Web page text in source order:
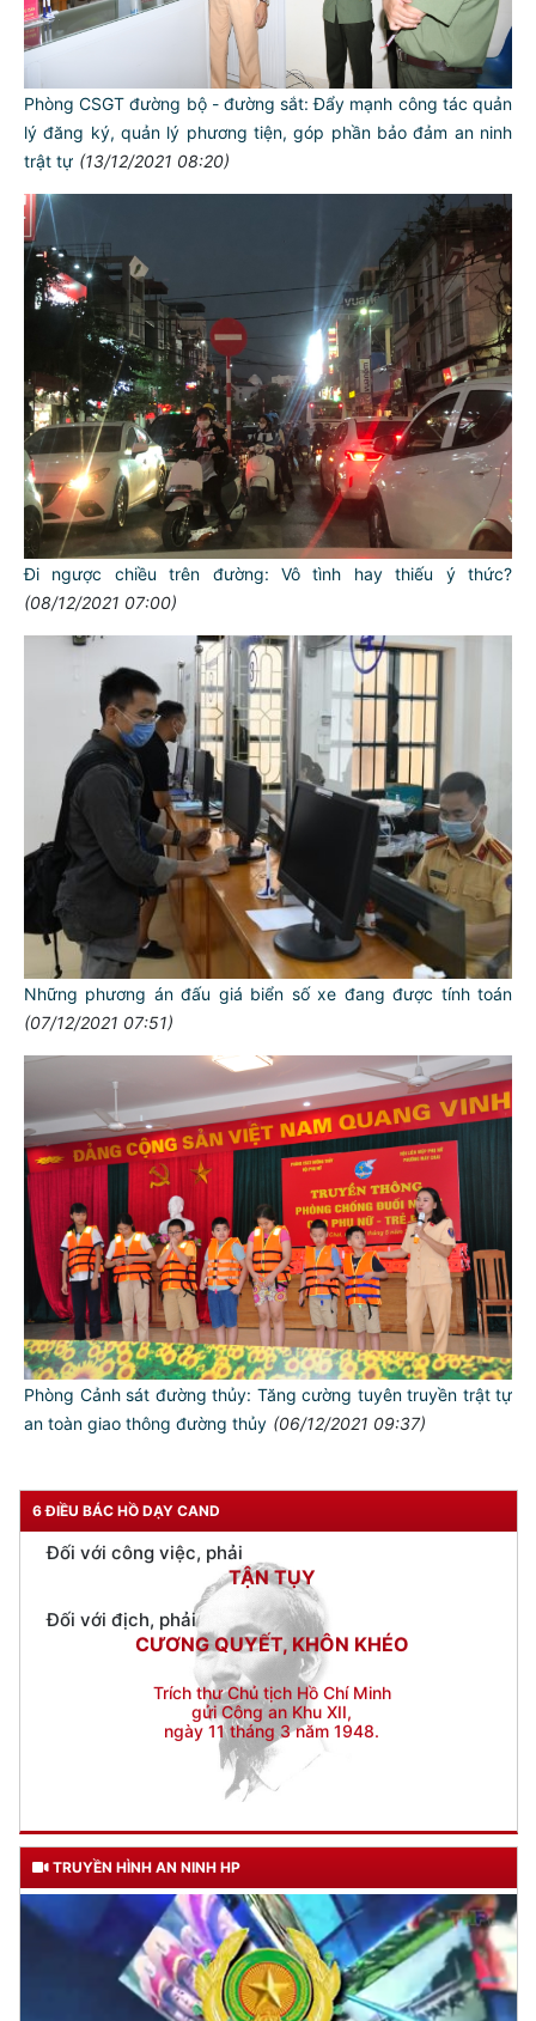
Phòng CSGT đường bộ - đường sắt: Đẩy mạnh công tác quản
lý đăng ký, quản lý phương tiện, góp phần bảo đảm an ninh
trật tự (13/12/2021 08:20)
Đi ngược chiều trên đường: Vô tình hay thiếu ý thức?
(08/12/2021 07:00)
Những phương án đấu giá biển số xe đang được tính toán
(07/12/2021 07:51)
Phòng Cảnh sát đường thủy: Tăng cường tuyên truyền trật tự
an toàn giao thông đường thủy (06/12/2021 09:37)
6 ĐIỀU BÁC HỒ DẠY CAND
TƯ CÁCH
NGƯỜI CÔNG AN CÁCH MỆNH LÀ:
Đối với tự mình, phải
CẦN, KIỆM, LIÊM, CHÍNH
Đối với đồng sự, phải
THÂN ÁI GIÚP ĐỠ
Đối với chính phủ, phải
TUYỆT ĐỐI TRUNG THÀNH
Đối với nhân dân, phải
KÍNH TRỌNG LỄ PHÉP
Đối với địch, phải
CƯƠNG QUYẾT, KHÔN KHÉO
Trích thư Chủ tịch Hồ Chí Minh
gửi Công an Khu XII,
ngày 11 tháng 3 năm 1948.
TRUYỀN HÌNH AN NINH HP